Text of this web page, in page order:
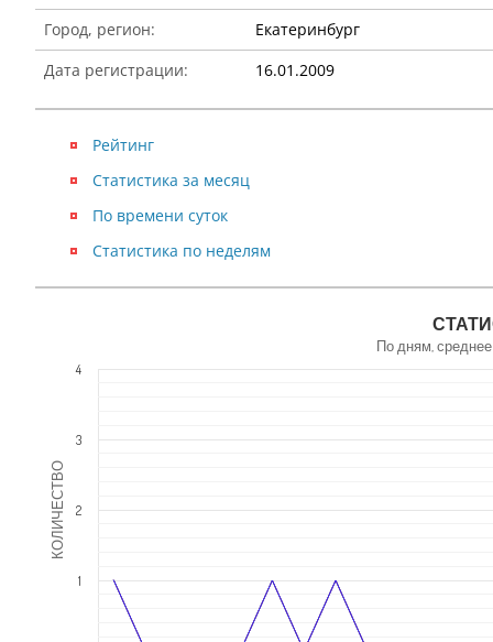
Город, регион:
Екатеринбург
Дата регистрации:
16.01.2009
Рейтинг
Статистика за месяц
По времени суток
Статистика по неделям
КОЛИЧЕСТВО
По дням,
1
2
3
4